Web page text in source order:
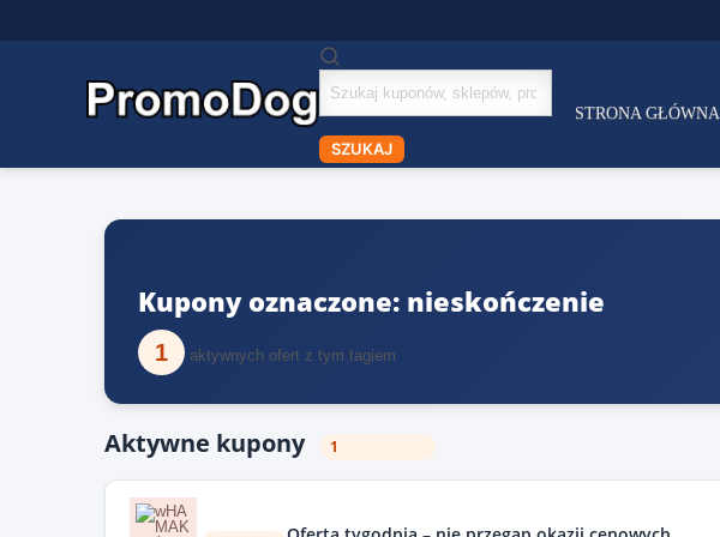
Szukaj
kuponów
SZUKAJ
STRONA GŁÓWNA
Kupony oznaczone: nieskończenie
1 aktywnych ofert z tym tagiem
Aktywne kupony 1